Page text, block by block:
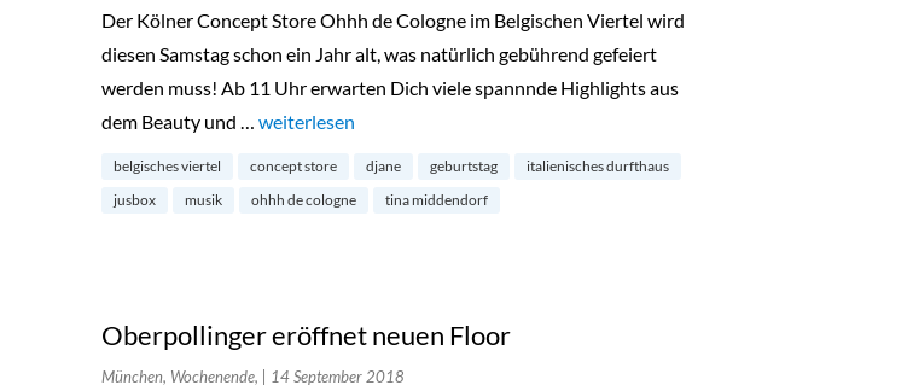
Der Kölner Concept Store Ohhh de Cologne im Belgischen Viertel wird
diesen Samstag schon ein Jahr alt, was natürlich gebührend gefeiert
werden muss! Ab 11 Uhr erwarten Dich viele spannnde Highlights aus
dem Beauty und … „Ohhh de Cologne wird ein Jahr alt!“
weiterlesen
belgisches viertel concept store djane geburtstag
italienisches durfthaus
jusbox
musik ohhh de cologne tina middendorf
Oberpollinger eröffnet neuen Floor
München, Wochenende, | 14 September 2018